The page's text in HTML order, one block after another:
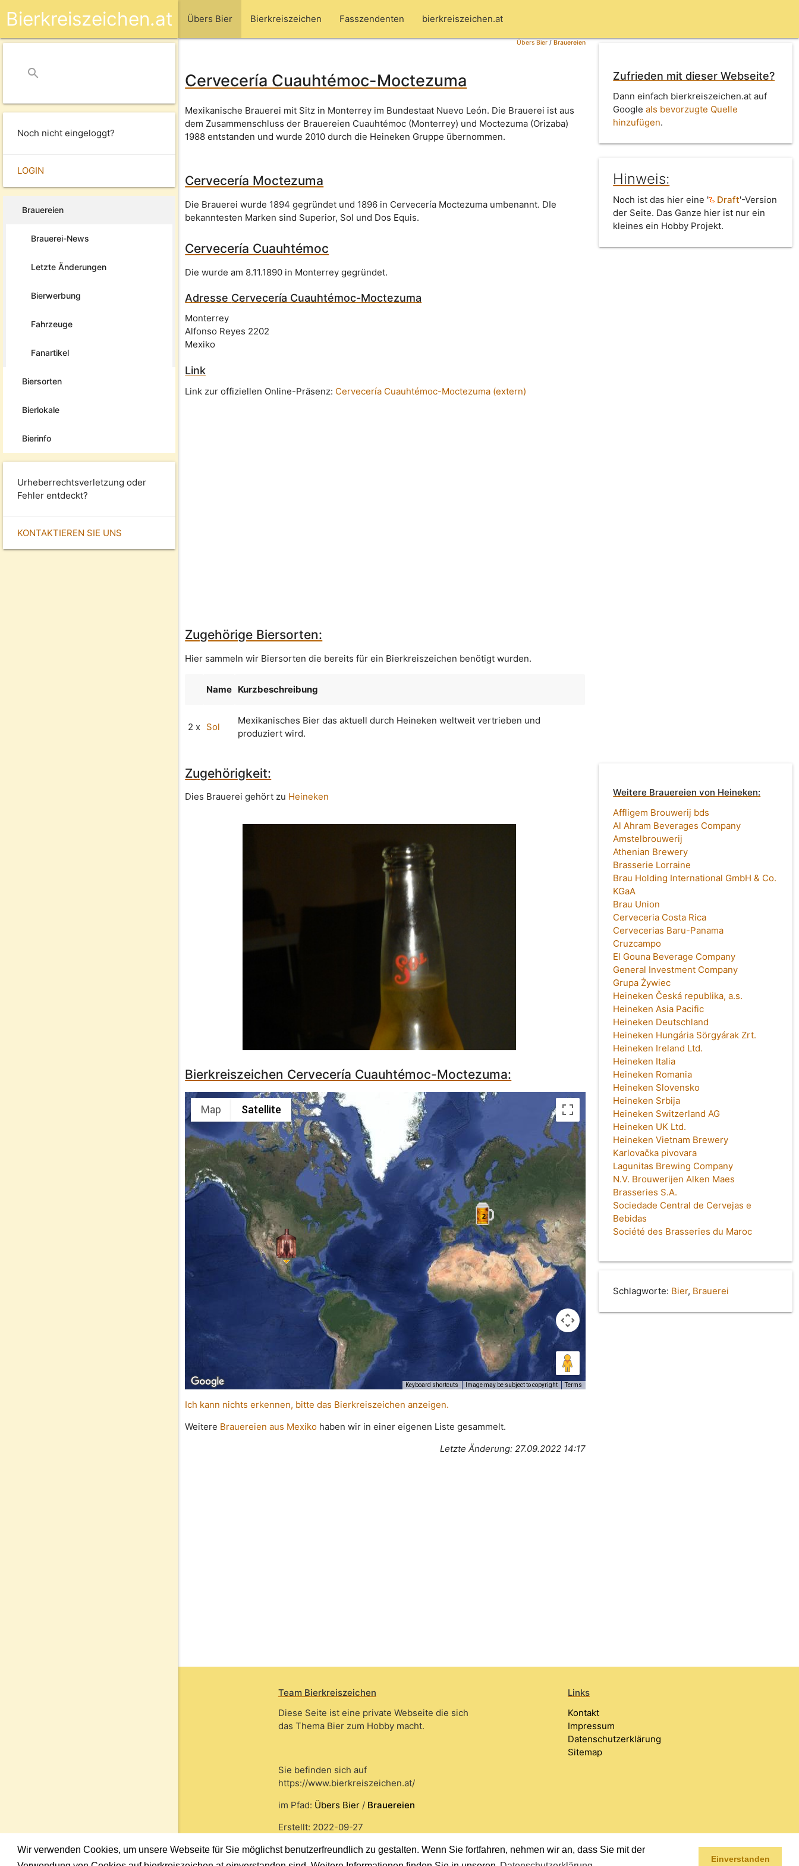
Wir verwenden Cookies, um unsere Webseite für Sie möglichst benutzerfreundlich zu gestalten. Wenn Sie fortfahren, nehmen wir an, dass Sie mit der
Einverstanden
Übers Bier Bierkreiszeichen Fasszendenten bierkreiszeichen.at
Bierkreiszeichen.at
search
Noch nicht eingeloggt?
LOGIN
Brauereien
Brauerei-News
Letzte Änderungen
Bierwerbung
Fahrzeuge
Fanartikel
Biersorten
Bierlokale
Bierinfo
Urheberrechtsverletzung oder
Fehler entdeckt?
KONTAKTIEREN SIE UNS
Übers Bier/Brauereien
Cervecería Cuauhtémoc-Moctezuma
Mexikanische Brauerei mit Sitz in Monterrey im Bundestaat Nuevo León. Die Brauerei ist aus
dem Zusammenschluss der Brauereien Cuauhtémoc (Monterrey) und Moctezuma (Orizaba)
1988 entstanden und wurde 2010 durch die Heineken Gruppe übernommen.
Cervecería Moctezuma
Die Brauerei wurde 1894 gegründet und 1896 in Cervecería Moctezuma umbenannt. DIe
bekanntesten Marken sind Superior, Sol und Dos Equis.
Cervecería Cuauhtémoc
Die wurde am 8.11.1890 in Monterrey gegründet.
Adresse Cervecería Cuauhtémoc-Moctezuma
Monterrey
Alfonso Reyes 2202
Mexiko
Link
Link zur offiziellen Online-Präsenz: Cervecería Cuauhtémoc-Moctezuma (extern)
Zufrieden mit dieser Webseite?
Dann einfach bierkreiszeichen.at auf
Googleals bevorzugte Quelle
hinzufügen.
Hinweis:
Noch ist das hier eine ' Draft'-Version
der Seite. Das Ganze hier ist nur ein
kleines ein Hobby Projekt.
Zugehörige Biersorten:
Hier sammeln wir Biersorten die bereits für ein Bierkreiszeichen benötigt wurden.
Name Kurzbeschreibung
2 x Sol
Mexikanisches Bier das aktuell durch Heineken weltweit vertrieben und
produziert wird.
Zugehörigkeit:
Dies Brauerei gehört zu Heineken
Bierkreiszeichen Cervecería Cuauhtémoc-Moctezuma:
2
Map Satellite
Keyboard shortcuts Image may be subject to copyright Terms
Ich kann nichts erkennen, bitte das Bierkreiszeichen anzeigen.
Weitere Brauereien aus Mexiko haben wir in einer eigenen Liste gesammelt.
Letzte Änderung: 27.09.2022 14:17
Weitere Brauereien von Heineken:
Affligem Brouwerij bds
Al Ahram Beverages Company
Amstelbrouwerij
Athenian Brewery
Brasserie Lorraine
Brau Holding International GmbH & Co.
KGaA
Brau Union
Cerveceria Costa Rica
Cervecerias Baru-Panama
Cruzcampo
El Gouna Beverage Company
General Investment Company
Grupa Żywiec
Heineken Česká republika, a.s.
Heineken Asia Pacific
Heineken Deutschland
Heineken Hungária Sörgyárak Zrt.
Heineken Ireland Ltd.
Heineken Italia
Heineken Romania
Heineken Slovensko
Heineken Srbija
Heineken Switzerland AG
Heineken UK Ltd.
Heineken Vietnam Brewery
Karlovačka pivovara
Lagunitas Brewing Company
N.V. Brouwerijen Alken Maes
Brasseries S.A.
Sociedade Central de Cervejas e
Bebidas
Société des Brasseries du Maroc
Schlagworte: Bier, Brauerei
Team Bierkreiszeichen
Diese Seite ist eine private Webseite die sich
das Thema Bier zum Hobby macht.
Sie befinden sich auf
https://www.bierkreiszeichen.at/
im Pfad: Übers Bier/ Brauereien
Erstellt: 2022-09-27
Links
Kontakt
Impressum
Datenschutzerklärung
Sitemap